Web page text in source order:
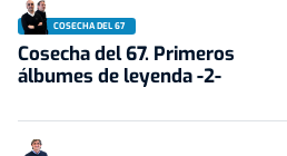
COSECHA DEL 67
Cosecha del 67. Primeros
álbumes de leyenda -2-